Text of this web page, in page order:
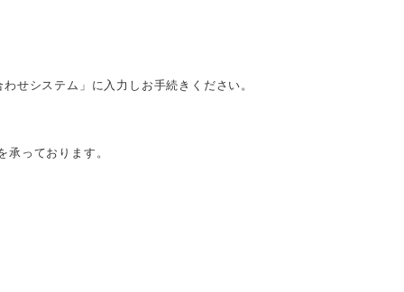
せシステム」に入力しお手続きください。
っております。